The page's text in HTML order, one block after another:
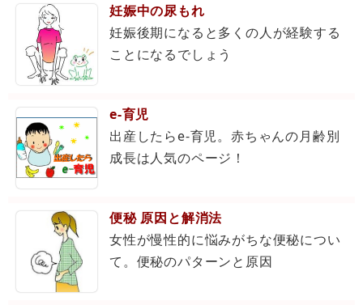
妊娠中の尿もれ
妊娠後期になると多くの人が経験する
ことになるでしょう
e-育児
出産したらe-育児。赤ちゃんの月齢別
成長は人気のページ！
便秘 原因と解消法
女性が慢性的に悩みがちな便秘につい
て。便秘のパターンと原因